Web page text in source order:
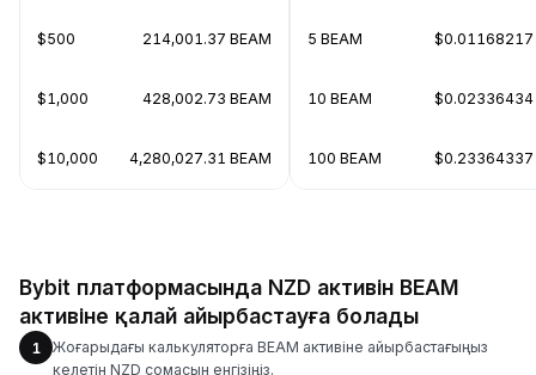
$500 214,001.37 BEAM
$1,000 428,002.73 BEAM
$10,000 4,280,027.31 BEAM
5 BEAM $0.01168217
10 BEAM $0.02336434
100 BEAM $0.23364337
Bybit платформасында NZD активін BEAM
активіне қалай айырбастауға болады
1
Жоғарыдағы калькуляторға BEAM активіне айырбастағыңыз
келетін NZD сомасын енгізіңіз.